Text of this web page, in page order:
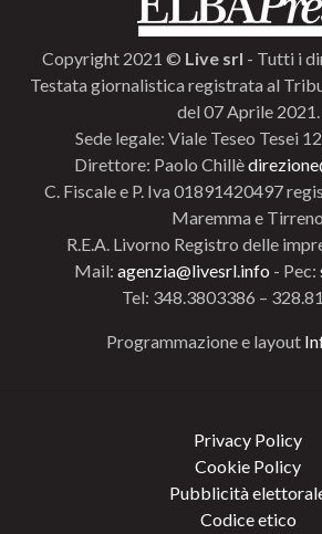
Copyright 2021 © Live srl - Tutti i
Testata giornalistica registrata al
del 07 Aprile 2021.
Sede legale: Viale Teseo Tesei
Direttore: Paolo Chillè
C. Fiscale e P. Iva 01891420497
Maremma e Tirreno
R.E.A. Livorno Registro delle
Mail: agenzia@livesrl.info - Pec:
Tel: 348.3803386 –
Programmazione e layout
Privacy Policy
Cookie Policy
Pubblicità
Codice etico